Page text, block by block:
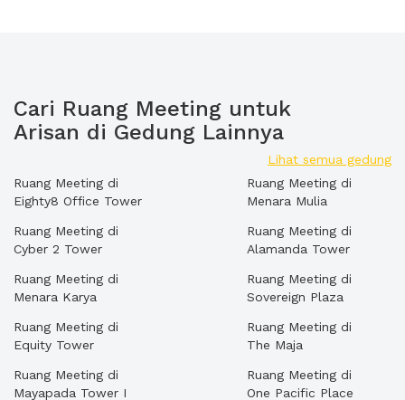
Cari Ruang Meeting untuk
Arisan di Gedung Lainnya
Lihat semua gedung
Ruang Meeting di
Eighty8 Office Tower
Ruang Meeting di
Cyber 2 Tower
Ruang Meeting di
Menara Karya
Ruang Meeting di
Equity Tower
Ruang Meeting di
Mayapada Tower I
Ruang Meeting di
Menara Mulia
Ruang Meeting di
Alamanda Tower
Ruang Meeting di
Sovereign Plaza
Ruang Meeting di
The Maja
Ruang Meeting di
One Pacific Place